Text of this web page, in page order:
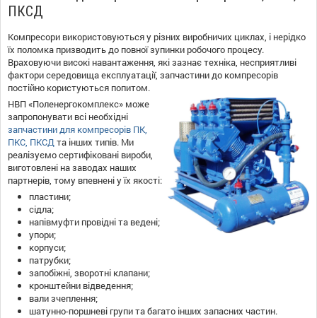
ПКСД
Компресори використовуються у різних виробничих циклах, і нерідко
їх поломка призводить до повної зупинки робочого процесу.
Враховуючи високі навантаження, які зазнає техніка, несприятливі
фактори середовища експлуатації, запчастини до компресорів
постійно користуються попитом.
НВП «Поленергокомплекс» може
запропонувати всі необхідні
запчастини для компресорів ПК,
ПКС, ПКСДта інших типів. Ми
реалізуємо сертифіковані вироби,
виготовлені на заводах наших
партнерів, тому впевнені у їх якості:
пластини;
сідла;
напівмуфти провідні та ведені;
упори;
корпуси;
патрубки;
запобіжні, зворотні клапани;
кронштейни відведення;
вали зчеплення;
шатунно-поршневі групи та багато інших запасних частин.